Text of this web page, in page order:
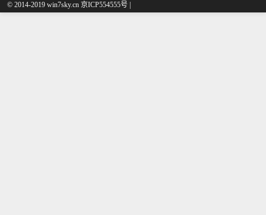
© 2014-2019 win7sky.cn 京ICP554555号 |